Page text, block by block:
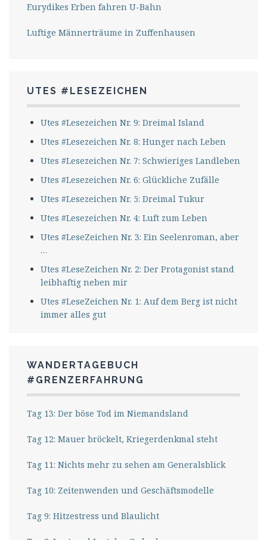
Eurydikes Erben fahren U-Bahn
Luftige Männerträume in Zuffenhausen
UTES #LESEZEICHEN
Utes #Lesezeichen Nr. 9: Dreimal Island
Utes #Lesezeichen Nr. 8: Hunger nach Leben
Utes #Lesezeichen Nr. 7: Schwieriges Landleben
Utes #Lesezeichen Nr. 6: Glückliche Zufälle
Utes #Lesezeichen Nr. 5: Dreimal Tukur
Utes #Lesezeichen Nr. 4: Luft zum Leben
Utes #LeseZeichen Nr. 3: Ein Seelenroman, aber
…
Utes #LeseZeichen Nr. 2: Der Protagonist stand
leibhaftig neben mir
Utes #LeseZeichen Nr. 1: Auf dem Berg ist nicht
immer alles gut
WANDERTAGEBUCH
#GRENZERFAHRUNG
Tag 13: Der böse Tod im Niemandsland
Tag 12: Mauer bröckelt, Kriegerdenkmal steht
Tag 11: Nichts mehr zu sehen am Generalsblick
Tag 10: Zeitenwenden und Geschäftsmodelle
Tag 9: Hitzestress und Blaulicht